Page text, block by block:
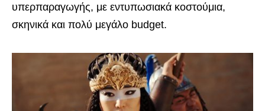
υπερπαραγωγής, με εντυπωσιακά κοστούμια,
σκηνικά και πολύ μεγάλο budget.